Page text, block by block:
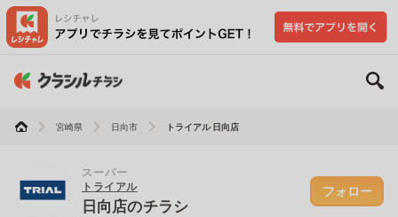
宮崎県 日向市 トライアル 日向店
スーパー
トライアル
日向店のチラシ
フォロー